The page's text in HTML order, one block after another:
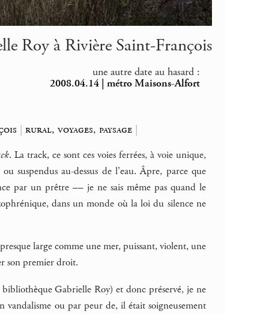
Roy à Rivière Saint-François
une autre date au hasard :
2008.04.14 | métro Maisons-Alfort
|rural, voyages, paysage |
. La track, ce sont ces voies ferrées, à voie unique,
suspendus au-dessus de l’eau. Âpre, parce que
par un prêtre –– je ne sais même pas quand le
dans un monde où la loi du silence ne
large comme une mer, puissant, violent, une
son premier droit.
Gabrielle Roy) et donc préservé, je ne
vandalisme ou par peur de, il était soigneusement